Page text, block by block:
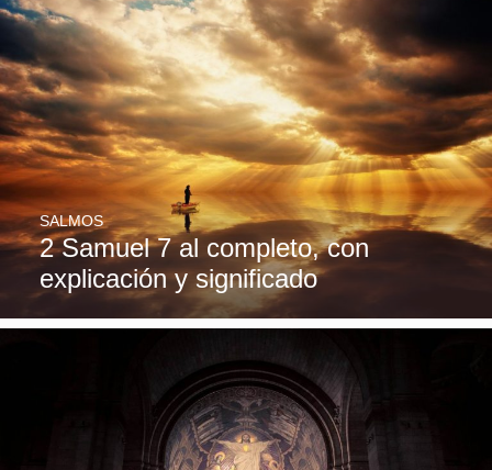
2 Samuel 7 al completo, con
explicación y significado
SALMOS